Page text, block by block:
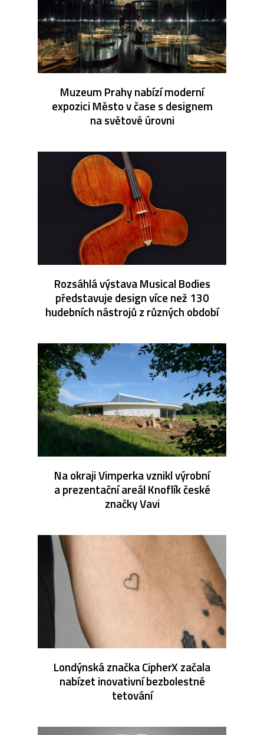
Muzeum Prahy nabízí moderní
expozici Město v čase s designem
na světové úrovni
Rozsáhlá výstava Musical Bodies
představuje design více než 130
hudebních nástrojů z různých období
Na okraji Vimperka vznikl výrobní
a prezentační areál Knoflík české
značky Vavi
Londýnská značka CipherX začala
nabízet inovativní bezbolestné
tetování